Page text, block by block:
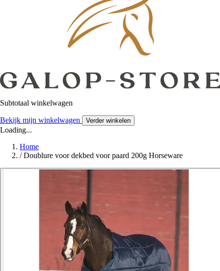
Subtotaal winkelwagen
Bekijk mijn winkelwagen Verder winkelen
Loading...
Home
/ Doublure voor dekbed voor paard 200g Horseware